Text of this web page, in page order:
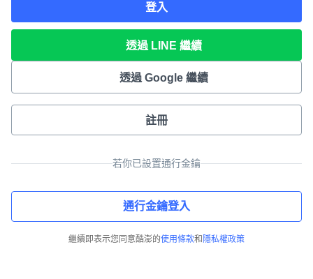
登入
透過 LINE 繼續
透過 Google 繼續
註冊
若你已設置通行金鑰
通行金鑰登入
繼續即表示您同意酷澎的使用條款和 隱私權政策